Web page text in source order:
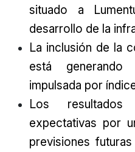
situado a
desarrollo de la
La inclusión de la
está
impulsada por
Los
expectativas por
previsiones